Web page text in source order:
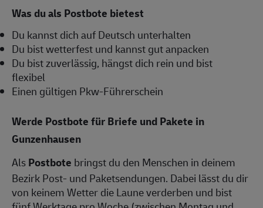
Was du als Postbote bietest
Du kannst dich auf Deutsch unterhalten
Du bist wetterfest und kannst gut anpacken
Du bist zuverlässig, hängst dich rein und bist
flexibel
Einen gültigen Pkw-Führerschein
Werde Postbote für Briefe und Pakete in
Gunzenhausen
AlsPostbote bringst du den Menschen in deinem
Bezirk Post- und Paketsendungen. Dabei lässt du dir
von keinem Wetter die Laune verderben und bist